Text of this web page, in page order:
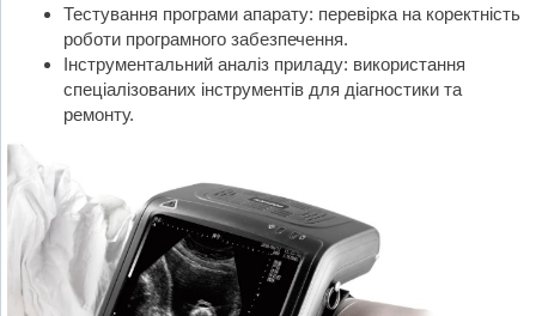
Тестування програми апарату: перевірка на коректність
роботи програмного забезпечення.
Інструментальний аналіз приладу: використання
спеціалізованих інструментів для діагностики та
ремонту.